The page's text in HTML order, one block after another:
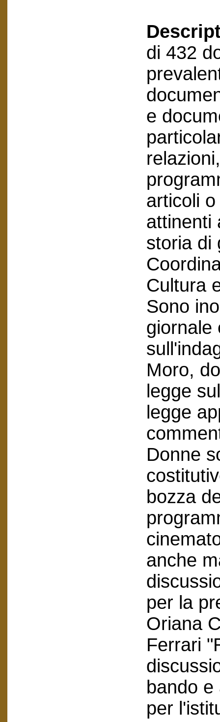
di 432
e
articoli
attinenti
storia di
Cultura
Sono
giornale
Moro,
legge
legge
Donne
bozza
anche
per la
Oriana
Ferrari
bando e
per